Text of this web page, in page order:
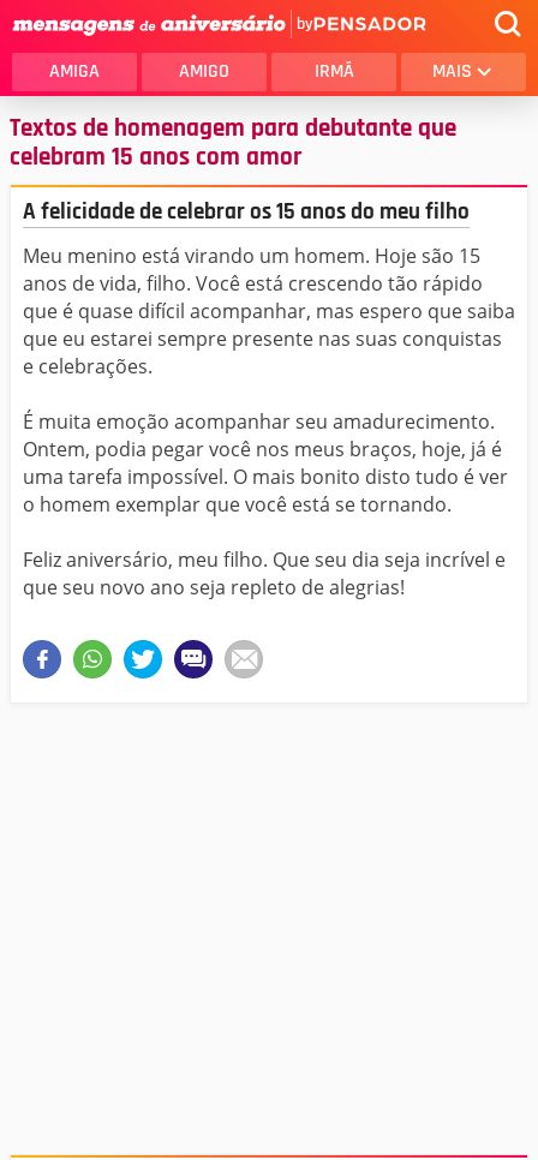
by
AMIGA AMIGO IRMÃ MAIS
Textos de homenagem para debutante que
celebram 15 anos com amor
A felicidade de celebrar os 15 anos do meu filho
Meu menino está virando um homem. Hoje são 15
anos de vida, filho. Você está crescendo tão rápido
que é quase difícil acompanhar, mas espero que saiba
que eu estarei sempre presente nas suas conquistas
e celebrações.
É muita emoção acompanhar seu amadurecimento.
Ontem, podia pegar você nos meus braços, hoje, já é
uma tarefa impossível. O mais bonito disto tudo é ver
o homem exemplar que você está se tornando.
Feliz aniversário, meu filho. Que seu dia seja incrível e
que seu novo ano seja repleto de alegrias!